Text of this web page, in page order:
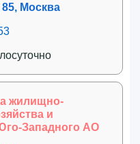
Москва
жилищно-
и
Западного АО